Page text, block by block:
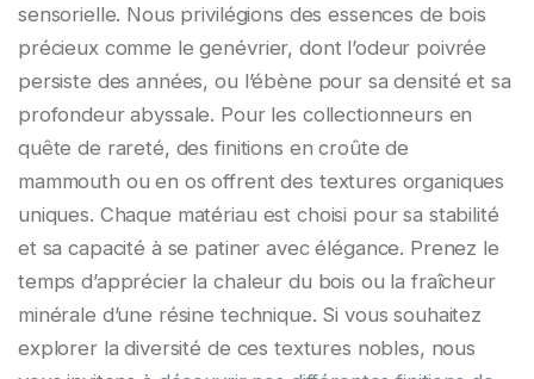
sensorielle. Nous privilégions des essences de bois
précieux comme le genévrier, dont l’odeur poivrée
persiste des années, ou l’ébène pour sa densité et sa
profondeur abyssale. Pour les collectionneurs en
quête de rareté, des finitions en croûte de
mammouth ou en os offrent des textures organiques
uniques. Chaque matériau est choisi pour sa stabilité
et sa capacité à se patiner avec élégance. Prenez le
temps d’apprécier la chaleur du bois ou la fraîcheur
minérale d’une résine technique. Si vous souhaitez
explorer la diversité de ces textures nobles, nous